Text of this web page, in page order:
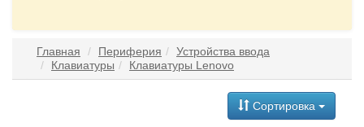
Главная Периферия
Устройства ввода
Клавиатуры
Клавиатуры Lenovo
Сортировка